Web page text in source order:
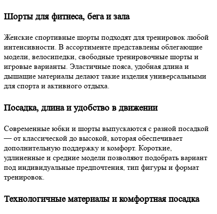
Шорты для фитнеса, бега и зала
Женские спортивные шорты подходят для тренировок любой
интенсивности. В ассортименте представлены облегающие
модели, велосипедки, свободные тренировочные шорты и
игровые варианты. Эластичные пояса, удобная длина и
дышащие материалы делают такие изделия универсальными
для спорта и активного отдыха.
Посадка, длина и удобство в движении
Современные юбки и шорты выпускаются с разной посадкой
— от классической до высокой, которая обеспечивает
дополнительную поддержку и комфорт. Короткие,
удлиненные и средние модели позволяют подобрать вариант
под индивидуальные предпочтения, тип фигуры и формат
тренировок.
Технологичные материалы и комфортная посадка